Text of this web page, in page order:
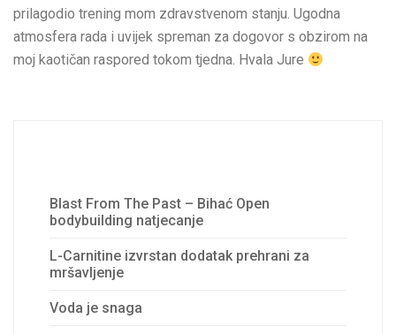
prilagodio trening mom zdravstvenom stanju. Ugodna
atmosfera rada i uvijek spreman za dogovor s obzirom na
moj kaotičan raspored tokom tjedna. Hvala Jure
Blast From The Past – Bihać Open
bodybuilding natjecanje
L-Carnitine izvrstan dodatak prehrani za
mršavljenje
Voda je snaga